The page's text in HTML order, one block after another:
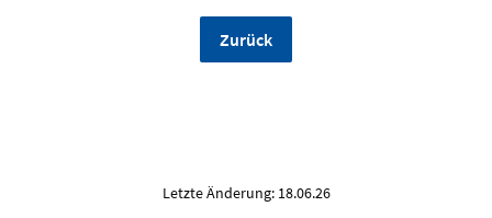
Zurück
Letzte Änderung: 18.06.26